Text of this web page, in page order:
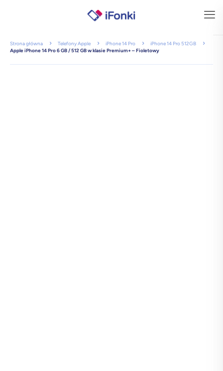
Strona główna Telefony Apple iPhone 14 Pro
iPhone 14 Pro 512GB
Apple iPhone 14 Pro 6 GB / 512 GB w klasie Premium+ – Fioletowy